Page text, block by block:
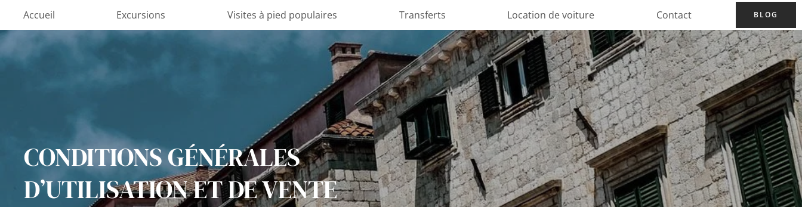
contenu
Accueil Excursions Visites à pied populaires Transferts Location de voiture Contact BLOG
CONDITIONS GÉNÉRALES
D’UTILISATION ET DE VENTE